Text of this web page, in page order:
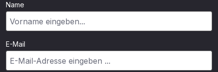
Name
E-Mail